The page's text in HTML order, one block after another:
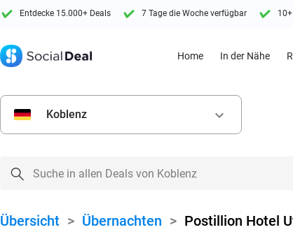
Entdecke 15.000+ Deals 7 Tage die Woche verfügbar
Home In der Nähe
Koblenz keyboard_arrow_down
Übersicht > Übernachten > Postillion Hotel